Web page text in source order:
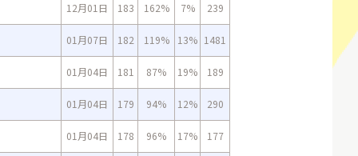
12月01日 183 162% 7% 239
01月07日 182 119% 13% 1481
01月04日 181 87% 19% 189
01月04日 179 94% 12% 290
01月04日 178 96% 17% 177